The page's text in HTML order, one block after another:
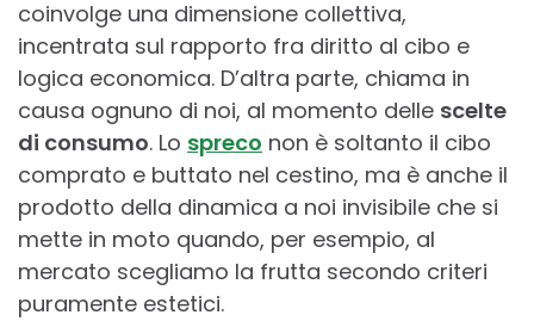
coinvolge una dimensione collettiva,
incentrata sul rapporto fra diritto al cibo e
logica economica. D’altra parte, chiama in
causa ognuno di noi, al momento delle scelte
di consumo. Lo spreco non è soltanto il cibo
comprato e buttato nel cestino, ma è anche il
prodotto della dinamica a noi invisibile che si
mette in moto quando, per esempio, al
mercato scegliamo la frutta secondo criteri
puramente estetici.